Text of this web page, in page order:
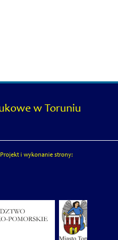
w Toruniu
Projekt i wykonanie strony: